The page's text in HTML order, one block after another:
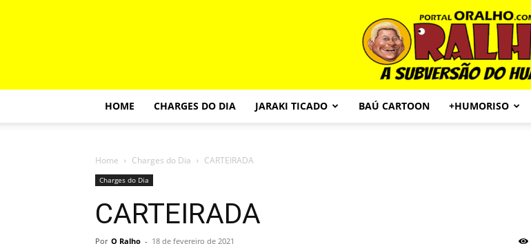
HOME CHARGES DO DIA JARAKI TICADO BAÚ CARTOON +HUMORISO
Home Charges do Dia CARTEIRADA
Charges do Dia
CARTEIRADA
Por O Ralho - 18 de fevereiro de 2021